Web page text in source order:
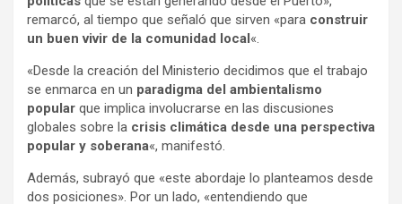
remarcó, al tiempo que señaló que sirven «para construir
un buen vivir de la comunidad local «.
«Desde la creación del Ministerio decidimos que el trabajo
se enmarca en un paradigma del ambientalismo
popular que implica involucrarse en las discusiones
globales sobre la crisis climática desde una perspectiva
popular y soberana«, manifestó.
Además, subrayó que «este abordaje lo planteamos desde
dos posiciones». Por un lado, «entendiendo que